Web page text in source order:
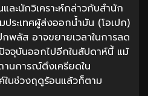
ละนักวิเคราะห์กล่าวกับสำนัก
ระเทศผู้ส่งออกน้ำมัน (โอเปก)
พลัส อาจขยายเวลาในการลด
จจุบันออกไปอีกในสัปดาห์นี้ แม้
านการณ์ตึงเครียดใน
นช่วงฤดูร้อนแล้วก็ตาม